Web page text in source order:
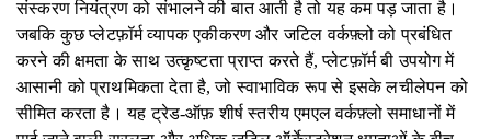
संस्करण नियंत्रण को संभालने की बात आती है तो यह कम पड़ जाता है।
जबकि कुछ प्लेटफ़ॉर्म व्यापक एकीकरण और जटिल वर्कफ़्लो को प्रबंधित
करने की क्षमता के साथ उत्कृष्टता प्राप्त करते हैं, प्लेटफ़ॉर्म बी उपयोग में
आसानी को प्राथमिकता देता है, जो स्वाभाविक रूप से इसके लचीलेपन को
सीमित करता है। यह ट्रेड-ऑफ़ शीर्ष स्तरीय एमएल वर्कफ़्लो समाधानों में